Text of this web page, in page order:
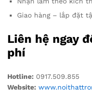
Giao hàng – lắp đặt
Liên hệ ngay
phí
Hotline: 0917.509.855
Website: